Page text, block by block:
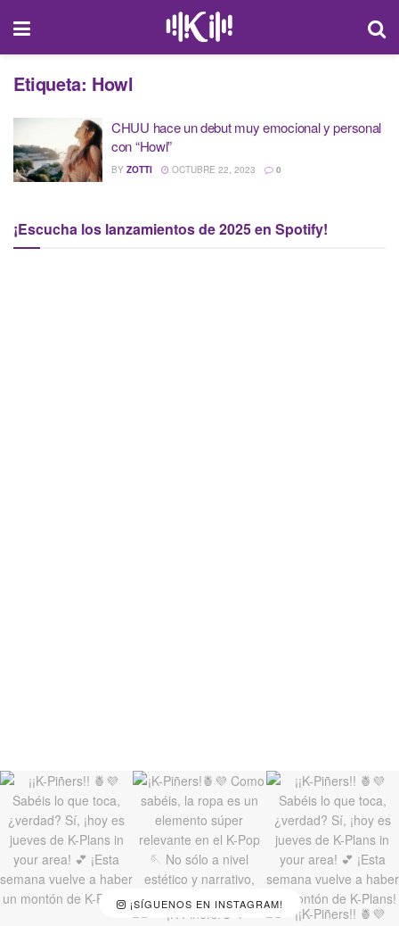
Etiqueta: Howl
CHUU hace un debut muy emocional y personal
con “Howl”
BY ZOTTI OCTUBRE 22, 2023 0
¡Escucha los lanzamientos de 2025 en Spotify!
¡SÍGUENOS EN INSTAGRAM!